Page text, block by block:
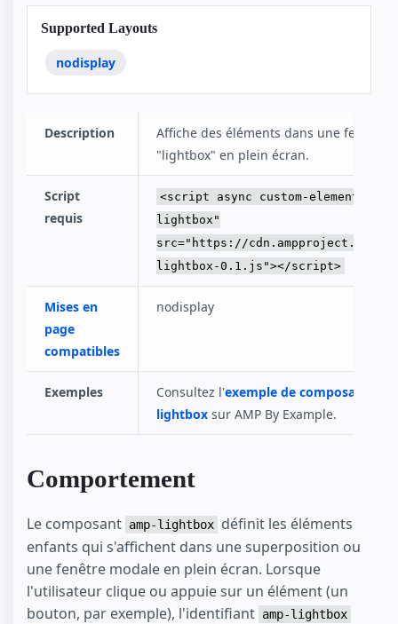
Supported Layouts
nodisplay
Description
Affiche des éléments dans une fenêtre
"lightbox" en plein écran.
Script
requis
<script async custom-
lightbox"
src="https://cdn.ampproject.org/
lightbox-0.1.js"></script>
Mises en
page
compatibles
nodisplay
Exemples Consultez l'exemple de composant
lightbox sur AMP By Example.
Comportement
Le composant amp-lightbox définit les éléments
enfants qui s'affichent dans une superposition ou
une fenêtre modale en plein écran. Lorsque
l'utilisateur clique ou appuie sur un élément (un
bouton, par exemple), l'identifiant amp-lightbox